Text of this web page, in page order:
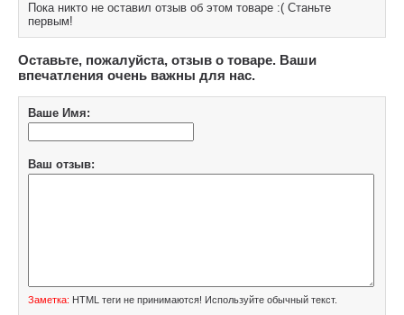
Пока никто не оставил отзыв об этом товаре :( Станьте
первым!
Оставьте, пожалуйста, отзыв о товаре. Ваши
впечатления очень важны для нас.
Ваше Имя:
Ваш отзыв:
Заметка: HTML теги не принимаются! Используйте обычный текст.